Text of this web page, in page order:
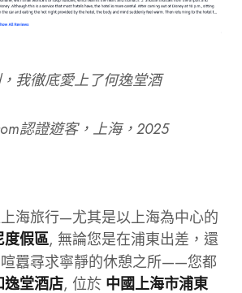
我徹底愛上了何逸堂酒
認證遊客，上海，2025
海旅行—尤其是以上海為中心的
度假區, 無論您是在浦東出差，還
囂尋求寧靜的休憩之所——您都
逸堂酒店, 位於 中國上海市浦東